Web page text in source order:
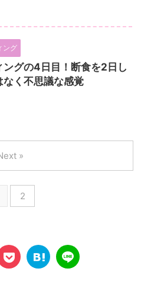
ング
ングの4日目！断食を2日し
なく不思議な感覚
2
»